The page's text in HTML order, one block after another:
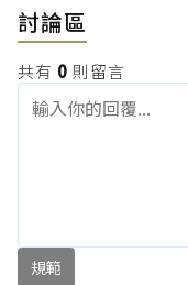
討論區
共有 0 則留言
規範